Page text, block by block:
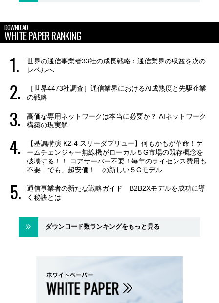
DOWNLOAD
WHITE PAPER RANKING
世界の通信事業者33社の成長戦略：通信業界の収益を次の
レベルへ
［世界4473社調査］通信業界におけるAI成熟度と先駆企業
の戦略
高価な専用ネットワークは本当に必要か？ AIネットワーク
構築の現実解
【基調講演 K2-4 スリーダブリュー】何もかもが革命！ゲ
ームチェンジャー無線機がローカル５G市場の既存概念を
破壊する！！ コアサーバー不要！毎年のライセンス費用も
不要！でも、超安価！ の新しい５Gモデル
通信事業者の新たな戦略ガイド B2B2Xモデルを成功に導
く秘訣とは
ダウンロード数ランキングをもっと見る